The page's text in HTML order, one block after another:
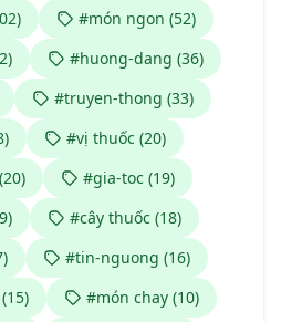
#món ngon (52)
#huong-dang (36)
#truyen-thong (33)
#vị thuốc (20)
#gia-toc (19)
#cây thuốc (18)
#tin-nguong (16)
#món chay (10)